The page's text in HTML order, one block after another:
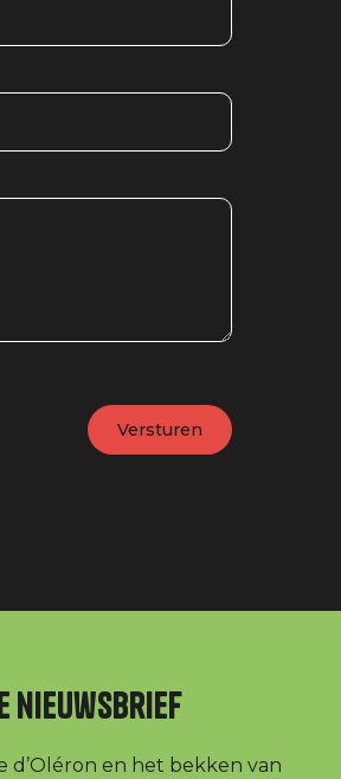
nieuwsbrief
d’Oléron en het bekken van